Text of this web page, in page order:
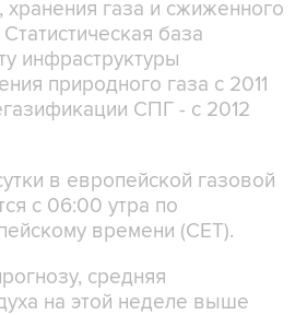
хранения газа и сжиженного
база
инфраструктуры
природного газа с 2011
СПГ - с 2012
в европейской газовой
c 06:00 утра по
времени (CET).
средняя
на этой неделе выше